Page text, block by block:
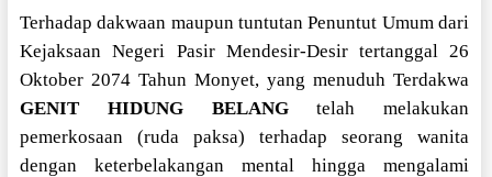
Terhadap dakwaan maupun tuntutan Penuntut Umum dari
Kejaksaan Negeri Pasir Mendesir-Desir tertanggal 26
Oktober 2074 Tahun Monyet, yang menuduh Terdakwa
GENIT HIDUNG BELANGtelah melakukan
pemerkosaan (ruda paksa) terhadap seorang wanita
dengan keterbelakangan mental hingga mengalami